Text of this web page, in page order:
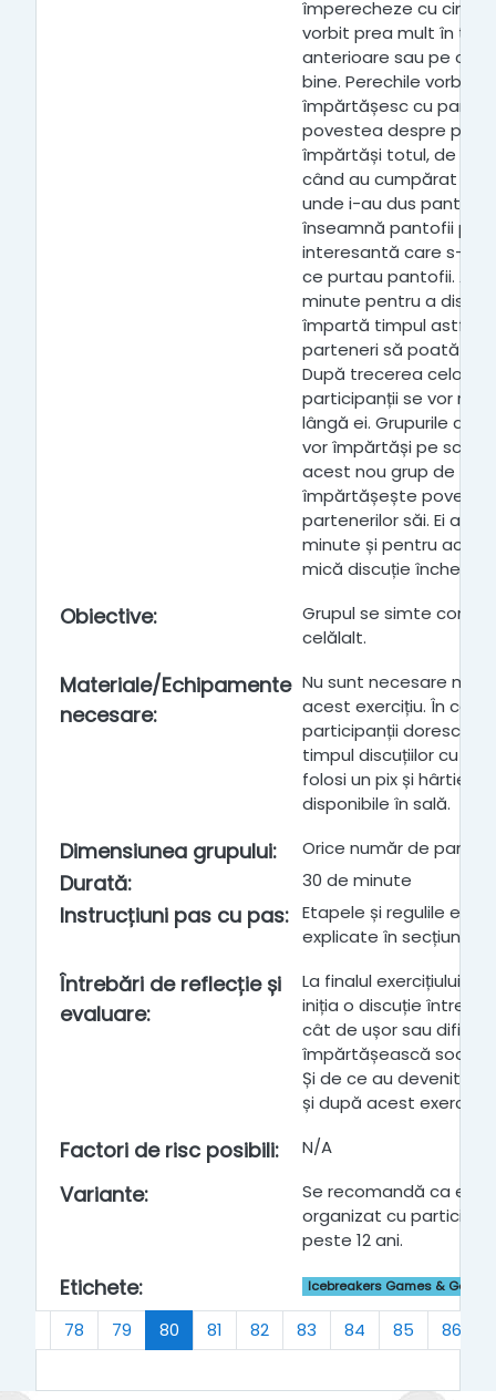
împerecheze cu
vorbit prea mult în
anterioare sau pe care
bine. Perechile
împărtășesc cu
povestea despre
împărtăși totul, de
când au cumpărat
unde i-au dus pantofii
înseamnă pantofii
interesantă care s-a
ce purtau pantofii. Au
minute pentru a
împartă timpul astfel
parteneri să poată
După trecerea celor 10
participanții se vor
lângă ei. Grupurile de
vor împărtăși pe scurt
acest nou grup de 4,
împărtășește
partenerilor săi. Ei au la
minute și pentru
mică discuție încheie
Obiective:
Grupul se simte
celălalt.
Materiale/Echipamente
necesare:
Nu sunt necesare
acest exercițiu. În
participanții doresc să
timpul discuțiilor cu
folosi un pix și hârtie
disponibile în sală.
Dimensiunea grupului: Orice număr de
Durată: 30 de minute
Instrucțiuni pas cu pas: Etapele și regulile
explicate în secțiunea
Întrebări de reflecție și
evaluare:
La finalul exercițiului,
iniția o discuție
cât de ușor sau dificil
împărtășească soarta
Și de ce au devenit
și după acest exercițiu?
Factori de risc posibili: N/A
Variante:
Se recomandă ca
organizat cu
peste 12 ani.
Etichete: Icebreakers Games &
78 79 80(actuel)
81 82 83 84 85 86